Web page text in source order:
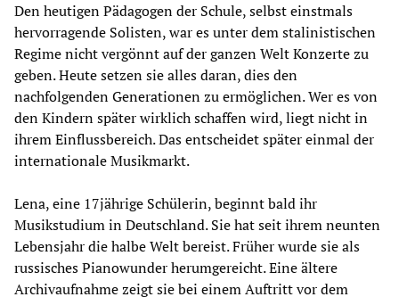
Den heutigen Pädagogen der Schule, selbst einstmals
hervorragende Solisten, war es unter dem stalinistischen
Regime nicht vergönnt auf der ganzen Welt Konzerte zu
geben. Heute setzen sie alles daran, dies den
nachfolgenden Generationen zu ermöglichen. Wer es von
den Kindern später wirklich schaffen wird, liegt nicht in
ihrem Einflussbereich. Das entscheidet später einmal der
internationale Musikmarkt.
Lena, eine 17jährige Schülerin, beginnt bald ihr
Musikstudium in Deutschland. Sie hat seit ihrem neunten
Lebensjahr die halbe Welt bereist. Früher wurde sie als
russisches Pianowunder herumgereicht. Eine ältere
Archivaufnahme zeigt sie bei einem Auftritt vor dem